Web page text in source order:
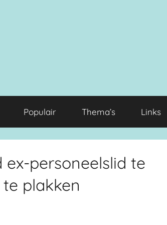
Populair Thema’s Links
personeelslid te
plakken